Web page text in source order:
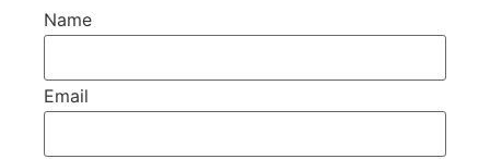
Name
Email